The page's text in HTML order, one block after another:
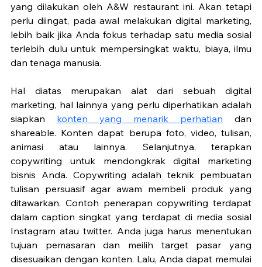
yang dilakukan oleh A&W restaurant ini. Akan tetapi
perlu diingat, pada awal melakukan digital marketing,
lebih baik jika Anda fokus terhadap satu media sosial
terlebih dulu untuk mempersingkat waktu, biaya, ilmu
dan tenaga manusia.
Hal diatas merupakan alat dari sebuah digital
marketing, hal lainnya yang perlu diperhatikan adalah
siapkan konten yang menarik perhatian dan
shareable. Konten dapat berupa foto, video, tulisan,
animasi atau lainnya. Selanjutnya, terapkan
copywriting untuk mendongkrak digital marketing
bisnis Anda. Copywriting adalah teknik pembuatan
tulisan persuasif agar awam membeli produk yang
ditawarkan. Contoh penerapan copywriting terdapat
dalam caption singkat yang terdapat di media sosial
Instagram atau twitter. Anda juga harus menentukan
tujuan pemasaran dan meilih target pasar yang
disesuaikan dengan konten. Lalu, Anda dapat memulai